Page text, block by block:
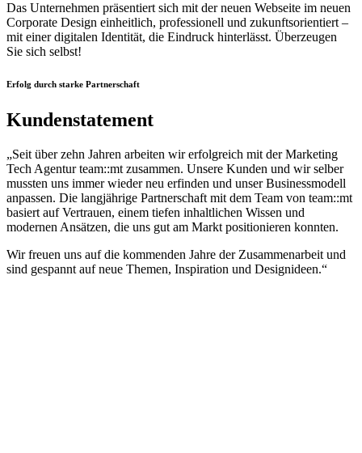
Das Unternehmen präsentiert sich mit der neuen Webseite im neuen
Corporate Design einheitlich, professionell und zukunftsorientiert –
mit einer digitalen Identität, die Eindruck hinterlässt. Überzeugen
Sie sich selbst!
Erfolg durch starke Partnerschaft
Kundenstatement
„Seit über zehn Jahren arbeiten wir erfolgreich mit der Marketing
Tech Agentur team::mt zusammen. Unsere Kunden und wir selber
mussten uns immer wieder neu erfinden und unser Businessmodell
anpassen. Die langjährige Partnerschaft mit dem Team von team::mt
basiert aufVertrauen, einem tiefen inhaltlichen Wissen und
modernen Ansätzen, die uns gut am Markt positionieren konnten.
Wir freuen uns auf die kommenden Jahre der Zusammenarbeit und
sind gespannt auf neue Themen, Inspiration und Designideen.“